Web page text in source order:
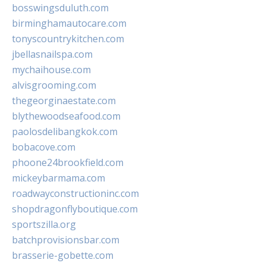
bosswingsduluth.com
birminghamautocare.com
tonyscountrykitchen.com
jbellasnailspa.com
mychaihouse.com
alvisgrooming.com
thegeorginaestate.com
blythewoodseafood.com
paolosdelibangkok.com
bobacove.com
phoone24brookfield.com
mickeybarmama.com
roadwayconstructioninc.com
shopdragonflyboutique.com
sportszilla.org
batchprovisionsbar.com
brasserie-gobette.com